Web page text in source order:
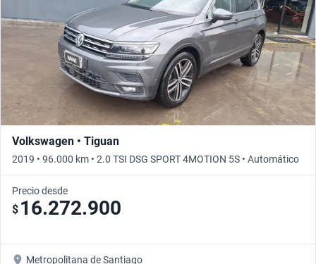
Volkswagen • Tiguan
2019 • 96.000 km • 2.0 TSI DSG SPORT 4MOTION 5S • Automático
Precio desde
$ 16.272.900
Metropolitana de Santiago